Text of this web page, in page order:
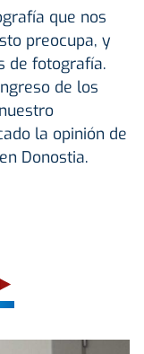
que nos
preocupa, y
de fotografía.
de los
la opinión de
Donostia.